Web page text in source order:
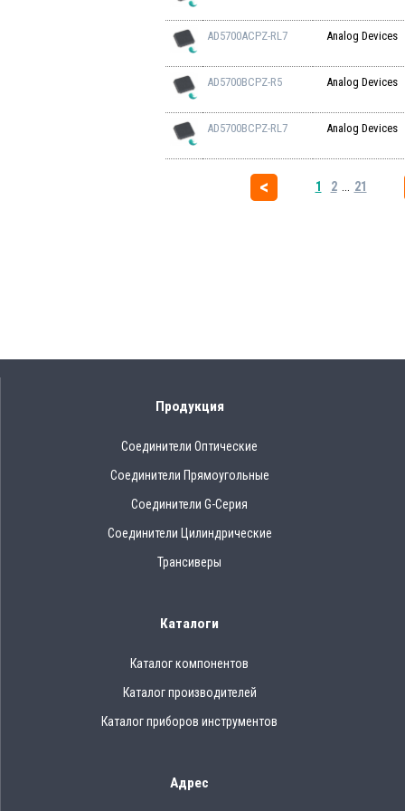
AD5700ACPZ-RL7 Analog Devices
AD5700BCPZ-R5 Analog Devices
AD5700BCPZ-RL7 Analog Devices
1 2 21
Продукция
Соединители Оптические
Соединители Прямоугольные
Соединители G-Серия
Соединители Цилиндрические
Трансиверы
Каталоги
Каталог компонентов
Каталог производителей
Каталог приборов инструментов
Адрес